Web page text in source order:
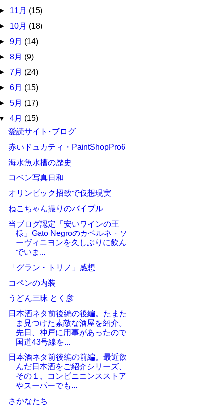
► 11月 (15)
► 10月 (18)
►9月 (14)
►8月 (9)
►7月 (24)
►6月 (15)
►5月 (17)
▼4月 (15)
愛読サイト･ブログ
赤いドュカティ・PaintShopPro6
海水魚水槽の歴史
コペン写真日和
オリンピック招致で仮想現実
ねこちゃん撮りのバイブル
当ブログ認定「安いワインの王
様」Gato Negroのカベルネ・ソ
ーヴィニヨンを久しぶりに飲ん
でいま...
「グラン・トリノ」感想
コペンの内装
うどん三昧 とく彦
日本酒ネタ前後編の後編。たまた
ま見つけた素敵な酒屋を紹介。
先日、神戸に用事があったので
国道43号線を...
日本酒ネタ前後編の前編。最近飲
んだ日本酒をご紹介シリーズ、
その１。コンビニエンスストア
やスーパーでも...
さかなたち